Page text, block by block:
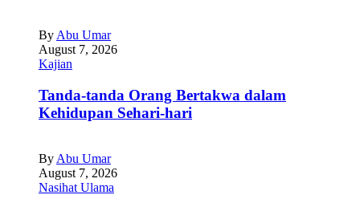
By Abu Umar
August 7, 2026
Kajian
Tanda-tanda Orang Bertakwa dalam
Kehidupan Sehari-hari
By Abu Umar
August 7, 2026
Nasihat Ulama